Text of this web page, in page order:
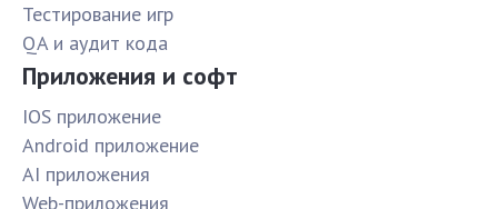
Тестирование игр
QA и аудит кода
Приложения и софт
IOS приложение
Android приложение
AI приложения
Web-приложения